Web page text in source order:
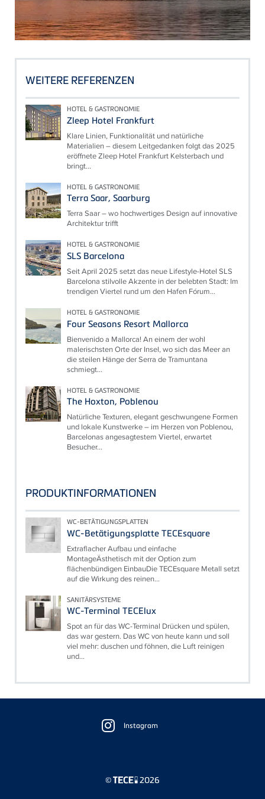
WEITERE REFERENZEN
HOTEL & GASTRONOMIE
Zleep Hotel Frankfurt
Klare Linien, Funktionalität und natürliche
Materialien – diesem Leitgedanken folgt das 2025
eröffnete Zleep Hotel Frankfurt Kelsterbach und
bringt...
HOTEL & GASTRONOMIE
Terra Saar, Saarburg
Terra Saar – wo hochwertiges Design auf innovative
Architektur trifft
HOTEL & GASTRONOMIE
SLS Barcelona
Seit April 2025 setzt das neue Lifestyle-Hotel SLS
Barcelona stilvolle Akzente in der belebten Stadt: Im
trendigen Viertel rund um den Hafen Fórum...
HOTEL & GASTRONOMIE
Four Seasons Resort Mallorca
Bienvenido a Mallorca! An einem der wohl
malerischsten Orte der Insel, wo sich das Meer an
die steilen Hänge der Serra de Tramuntana
schmiegt...
HOTEL & GASTRONOMIE
The Hoxton, Poblenou
Natürliche Texturen, elegant geschwungene Formen
und lokale Kunstwerke – im Herzen von Poblenou,
Barcelonas angesagtestem Viertel, erwartet
Besucher...
PRODUKTINFORMATIONEN
WC-BETÄTIGUNGSPLATTEN
WC-Betätigungsplatte TECEsquare
Extraflacher Aufbau und einfache
MontageÄsthetisch mit der Option zum
flächenbündigen EinbauDie TECEsquare Metall setzt
auf die Wirkung des reinen...
SANITÄRSYSTEME
WC-Terminal TECElux
Spot an für das WC-Terminal Drücken und spülen,
das war gestern. Das WC von heute kann und soll
viel mehr: duschen und föhnen, die Luft reinigen
und...
Instagram
© 2026